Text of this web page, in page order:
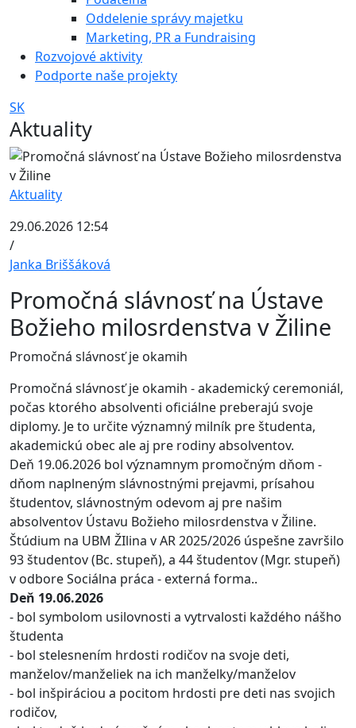
Oddelenie správy majetku
Marketing, PR a Fundraising
Rozvojové aktivity
Podporte naše projekty
SK
Aktuality
Aktuality
29.06.2026 12:54
/
Janka Briššáková
Promočná slávnosť na Ústave
Božieho milosrdenstva v Žiline
Promočná slávnosť je okamih
Promočná slávnosť je okamih - akademický ceremoniál,
počas ktorého absolventi oficiálne preberajú svoje
diplomy. Je to určite významný milník pre študenta,
akademickú obec ale aj pre rodiny absolventov.
Deň 19.06.2026 bol významnym promočným dňom -
dňom naplneným slávnostnými prejavmi, prísahou
študentov, slávnostným odevom aj pre našim
absolventov Ústavu Božieho milosrdenstva v Žiline.
Štúdium na UBM ŽIlina v AR 2025/2026 úspešne završilo
93 študentov (Bc. stupeň), a 44 študentov (Mgr. stupeň)
v odbore Sociálna práca - externá forma..
Deň 19.06.2026
- bol symbolom usilovnosti a vytrvalosti každého nášho
študenta
- bol stelesnením hrdosti rodičov na svoje deti,
manželov/manželiek na ich manželky/manželov
- bol inšpiráciou a pocitom hrdosti pre deti nas svojich
rodičov,